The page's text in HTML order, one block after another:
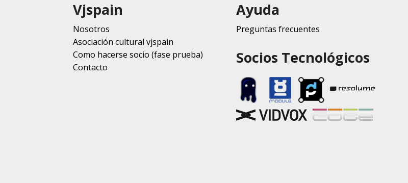
Vjspain
Nosotros
Asociación cultural vjspain
Como hacerse socio (fase prueba)
Contacto
Ayuda
Preguntas frecuentes
Socios Tecnológicos